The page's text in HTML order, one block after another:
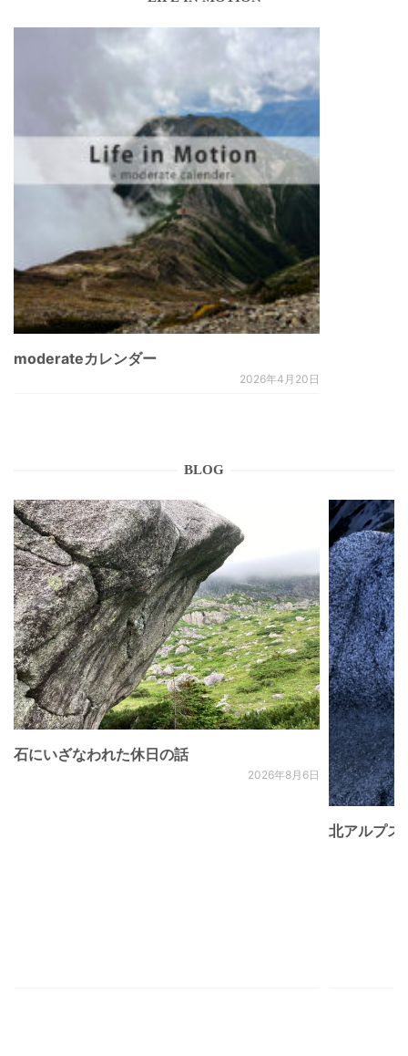
moderateカレンダー
2026年4月20日
BLOG
石にいざなわれた休日の話
2026年8月6日
北アルプ